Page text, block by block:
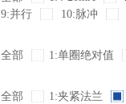
9:并行
10:脉冲
全部 1:单圈绝对值
全部 1:夹紧法兰